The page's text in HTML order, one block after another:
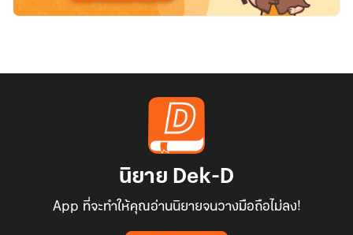
นิยาย Dek-D
App ที่จะทำให้คุณอ่านนิยายจนวางมือถือไม่ลง!